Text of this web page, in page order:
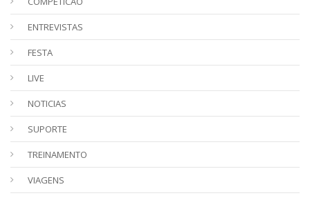
ENTREVISTAS
FESTA
LIVE
NOTICIAS
SUPORTE
TREINAMENTO
VIAGENS